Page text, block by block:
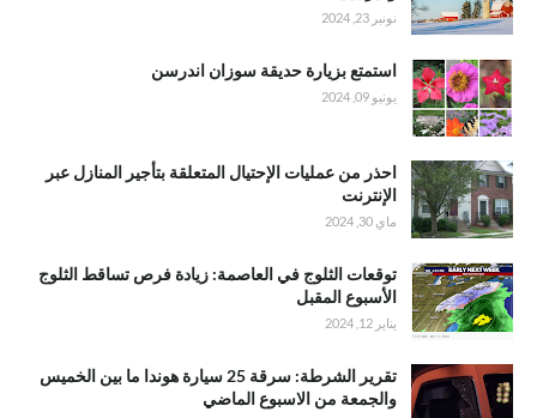
نونبر 23, 2024
استمتع بزيارة حديقة سوزان اندرسن
يونيو 09, 2024
احذر من عمليات الإحتيال المتعلقة بتأجير المنازل عبر
الإنترنت
ماي 30, 2024
توقعات الثلوج في العاصمة: زيادة فرص تساقط الثلوج
الأسبوع المقبل
يناير 12, 2024
تقرير الشرطة: سرقة 25 سيارة هوندا ما بين الخميس
والجمعة من الاسبوع الماضي